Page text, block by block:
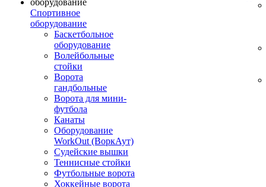
Спортивное
оборудование
Баскетбольное
оборудование
Волейбольные
стойки
Ворота
гандбольные
Ворота для мини-
футбола
Канаты
Оборудование
WorkOut (ВоркАут)
Судейские вышки
Теннисные стойки
Футбольные ворота
Хоккейные ворота